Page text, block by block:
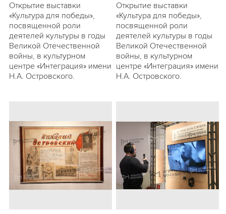
Открытие выставки
«Культура для победы»,
посвященной роли
деятелей культуры в годы
Великой Отечественной
войны, в культурном
центре «Интеграция» имени
Н.А. Островского.
Открытие выставки
«Культура для победы»,
посвященной роли
деятелей культуры в годы
Великой Отечественной
войны, в культурном
центре «Интеграция» имени
Н.А. Островского.